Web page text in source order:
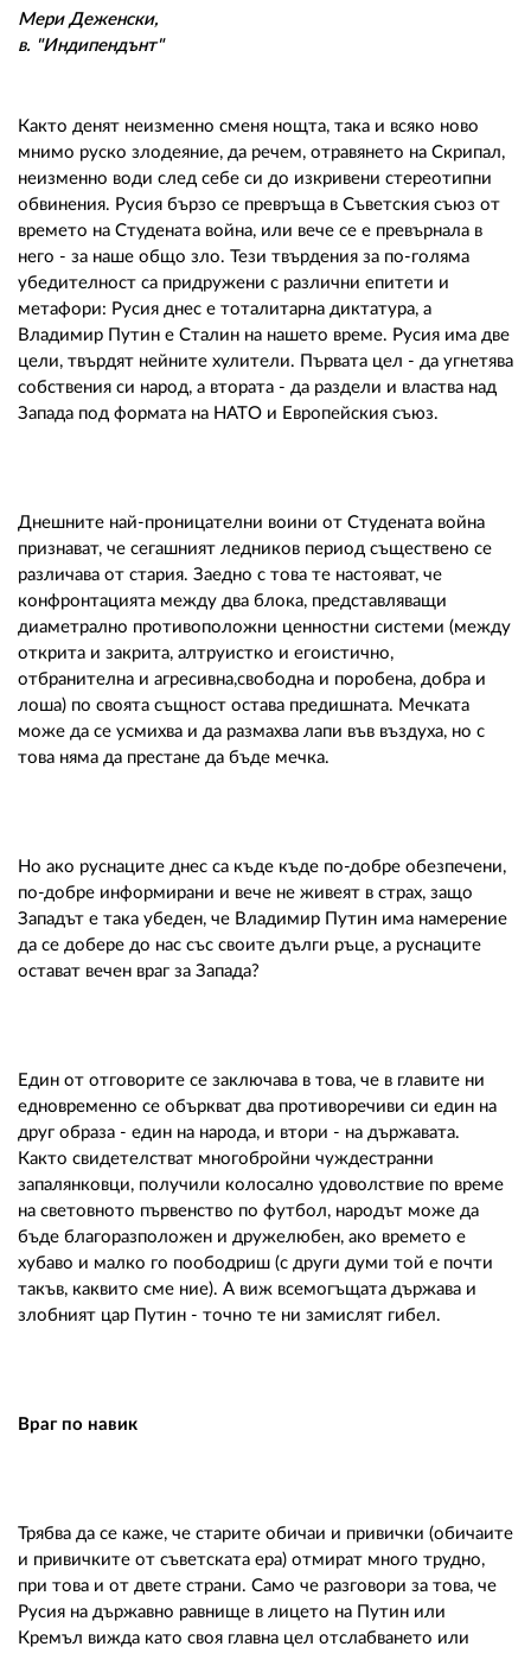
Мери Деженски,
в. "Индипендънт"
Както денят неизменно сменя нощта, така и всяко ново
мнимо руско злодеяние, да речем, отравянето на Скрипал,
неизменно води след себе си до изкривени стереотипни
обвинения. Русия бързо се превръща в Съветския съюз от
времето на Студената война, или вече се е превърнала в
него - за наше общо зло. Тези твърдения за по-голяма
убедителност са придружени с различни епитети и
метафори: Русия днес е тоталитарна диктатура, а
Владимир Путин е Сталин на нашето време. Русия има две
цели, твърдят нейните хулители. Първата цел - да угнетява
собствения си народ, а втората - да раздели и властва над
Запада под формата на НАТО и Европейския съюз.
Днешните най-проницателни воини от Студената война
признават, че сегашният ледников период съществено се
различава от стария. Заедно с това те настояват, че
конфронтацията между два блока, представляващи
диаметрално противоположни ценностни системи (между
открита и закрита, алтруистко и егоистично,
отбранителна и агресивна,свободна и поробена, добра и
лоша) по своята същност остава предишната. Мечката
може да се усмихва и да размахва лапи във въздуха, но с
това няма да престане да бъде мечка.
Но ако руснаците днес са къде къде по-добре обезпечени,
по-добре информирани и вече не живеят в страх, защо
Западът е така убеден, че Владимир Путин има намерение
да се добере до нас със своите дълги ръце, а руснаците
остават вечен враг за Запада?
Един от отговорите се заключава в това, че в главите ни
едновременно се объркват два противоречиви си един на
друг образа - един на народа, и втори - на държавата.
Както свидетелстват многобройни чуждестранни
запалянковци, получили колосално удоволствие по време
на световното първенство по футбол, народът може да
бъде благоразположен и дружелюбен, ако времето е
хубаво и малко го поободриш (с други думи той е почти
такъв, каквито сме ние). А виж всемогъщата държава и
злобният цар Путин - точно те ни замислят гибел.
Враг по навик
Трябва да се каже, че старите обичаи и привички (обичаите
и привичките от съветската ера) отмират много трудно,
при това и от двете страни. Само че разговори за това, че
Русия на държавно равнище в лицето на Путин или
Кремъл вижда като своя главна цел отслабването или
УСЛОВИЯ ЗА ПОЛЗВАНЕ
ПОЛИТИКА ЗА БИСКВИТКИТЕ
ПОЛИТИКАТА ЗА
ПОВЕРИТЕЛНОСТ
02 975 20 35